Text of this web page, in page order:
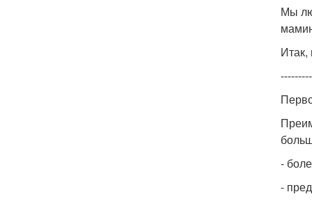
Мы
Итак,
-
-